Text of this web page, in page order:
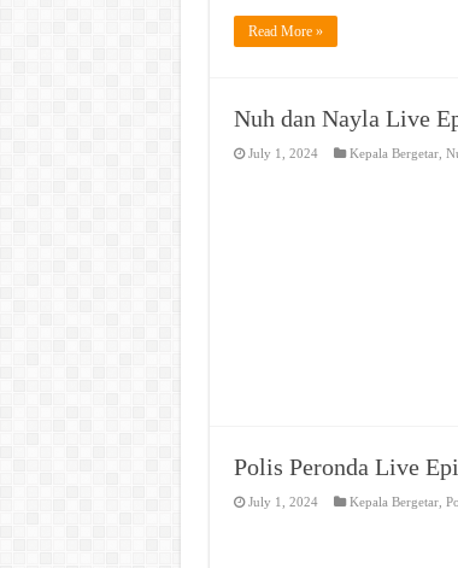
Read More »
Nuh dan Nayla Live
July 1, 2024 Kepala Bergetar,
Polis Peronda Live
July 1, 2024 Kepala Bergetar,